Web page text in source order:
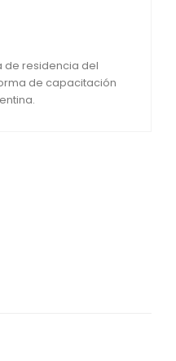
de residencia del
de capacitación